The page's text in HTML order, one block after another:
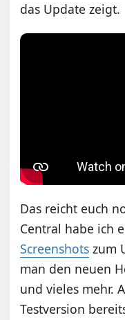
das Update zeigt.
Das reicht euch
Central habe ich
Screenshots zum
man den neuen
und vieles mehr.
Testversion